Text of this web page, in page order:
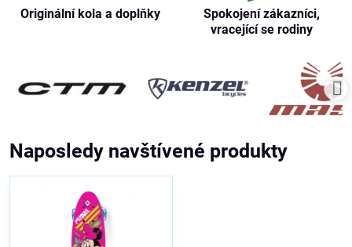
Originální kola a doplňky
Spokojení zákazníci,
vracející se rodiny
Naposledy navštívené produkty